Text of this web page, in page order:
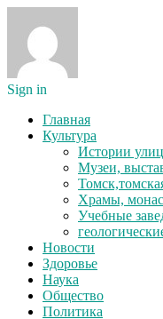
Sign in
Главная
Культура
Истории
Музеи,
Храмы,
Учебные
Новости
Здоровье
Наука
Общество
Политика